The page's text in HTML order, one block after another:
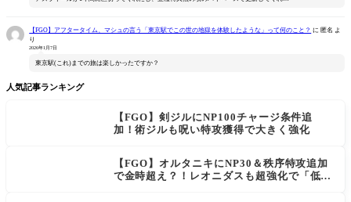
【FGO】アフタータイム、マシュの言う「東京駅でこの世の地獄を体験したような」って何のこと？ に 匿名 よ
り
2026年1月7日
東京駅(これ)までの旅は楽しかったですか？
人気記事ランキング
【FGO】剣ジルにNP100チャージ条件追
加！術ジルも呪い特攻獲得で大きく強化
【FGO】オルタニキにNP30＆秩序特攻追加
で金時超え？！レオニダスも超強化で「低レ